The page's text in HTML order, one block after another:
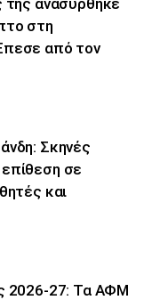
στη
από τον
Σκηνές
σε
και
2026-27: Τα ΑΦΜ